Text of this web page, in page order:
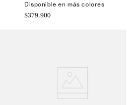
Disponible en más colores
$379.900